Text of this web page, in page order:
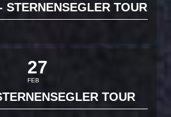
STERNENSEGLER TOUR
27
FEB
TOUR